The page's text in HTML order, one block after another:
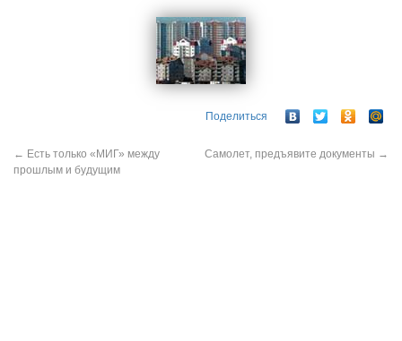
Поделиться
← Есть только «МИГ» между
прошлым и будущим
Самолет, предъявите документы →